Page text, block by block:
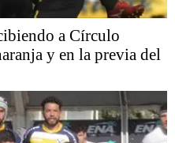
a Círculo
y en la previa del